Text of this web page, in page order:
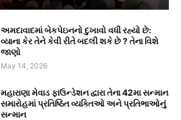
અમદાવાદમાં બેકપેઇનનો દુખાવો વધી રહ્યો છે:
વ્યાના કેર તેને કેવી રીતે બદલી શકે છે ? તેના વિશે
જાણો
May 14, 2026
મહારાણા મેવાડ ફાઉન્ડેશન દ્વારા તેના 42મા સન્માન
સમારોહમાં પ્રતિષ્ઠિત વ્યક્તિઓ અને પ્રતિભાઓનું
સન્માન